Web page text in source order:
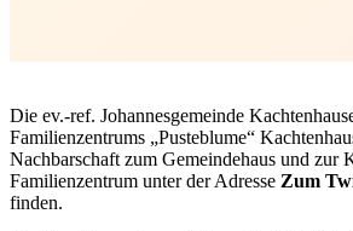
Die ev.-ref. Johannesgemeinde
Familienzentrums „Pusteblume“
Nachbarschaft zum Gemeindehaus und zur
Familienzentrum unter der Adresse Zum
finden.